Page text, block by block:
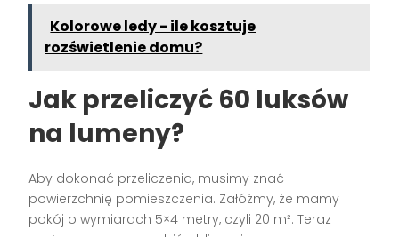
Kolorowe ledy - ile kosztuje
rozświetlenie domu?
Jak przeliczyć 60 luksów
na lumeny?
Aby dokonać przeliczenia, musimy znać
powierzchnię pomieszczenia. Załóżmy, że mamy
pokój o wymiarach 5×4 metry, czyli 20 m². Teraz